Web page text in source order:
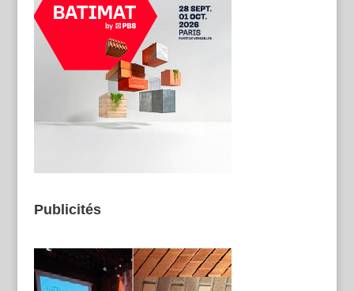
Publicités